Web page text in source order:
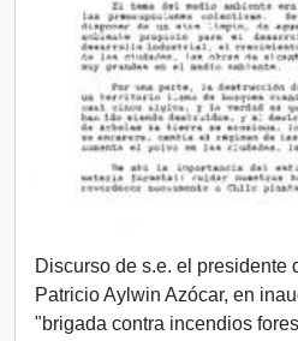
Discurso de s.e. el presidente
Patricio Aylwin Azócar, en
"brigada contra incendios